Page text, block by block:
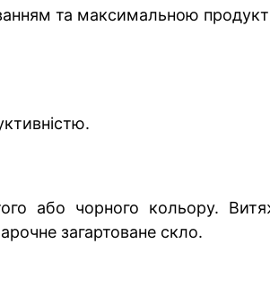
та максимальною
або чорного кольору.
загартоване скло.